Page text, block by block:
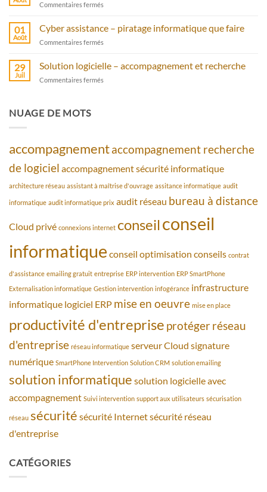
protection
antivirus
Commentaires fermés
serveur
cloud
privé
bureau
01
Août
Cyber assistance – piratage informatique que faire
Commentaires fermés
assistance
piratage
29
Juil
Solution logicielle – accompagnement et recherche
Commentaires fermés
NUAGE DE MOTS
accompagnementaccompagnement recherche
de logiciel accompagnement sécurité informatique
architecture réseau assistant à maîtrise d'ouvrage assitance informatique audit
informatique audit informatique prix audit réseau bureau à distance
Cloud privé connexions internet conseilconseil
informatique conseil optimisation conseils contrat
d'assistance emailing gratuit entreprise ERP intervention ERP SmartPhone
Externalisation informatique Gestion intervention infogérance infrastructure
informatique logiciel ERP mise en oeuvre mise en place
productivité d'entreprise protégerréseau
d'entreprise réseau informatique serveur Cloud signature
numérique SmartPhone Intervention Solution CRM solution emailing
solution informatique solution logicielle avec
accompagnement Suivi intervention support aux utilisateurs sécurisation
réseau sécurité sécurité Internetsécurité réseau
d'entreprise
CATÉGORIES